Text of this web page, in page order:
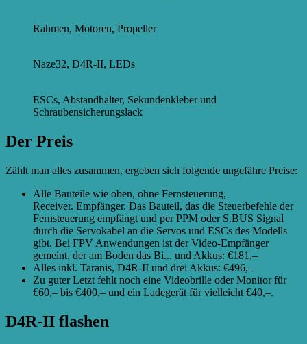
Rahmen, Motoren, Propeller
Naze32, D4R-II, LEDs
ESCs, Abstandhalter, Sekundenkleber und
Schraubensicherungslack
Der Preis
Zählt man alles zusammen, ergeben sich folgende ungefähre Preise:
Alle Bauteile wie oben, ohne Fernsteuerung,
Receiver. Empfänger. Das Bauteil, das die Steuerbefehle der
Fernsteuerung empfängt und per PPM oder S.BUS Signal
durch die Servokabel an die Servos und ESCs des Modells
gibt. Bei FPV Anwendungen ist der Video-Empfänger
gemeint, der am Boden das Bi... und Akkus: €181,–
Alles inkl. Taranis, D4R-II und drei Akkus: €496,–
Zu guter Letzt fehlt noch eine Videobrille oder Monitor für
€60,– bis €400,– und ein Ladegerät für vielleicht €40,–.
D4R-II flashen